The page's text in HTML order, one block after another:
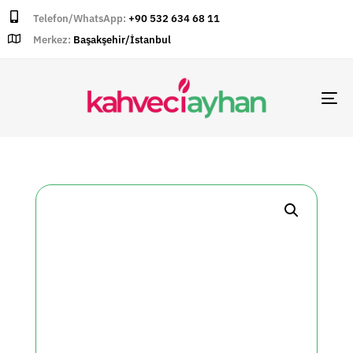
Telefon/WhatsApp: +90 532 634 68 11
Merkez: Başakşehir/İstanbul